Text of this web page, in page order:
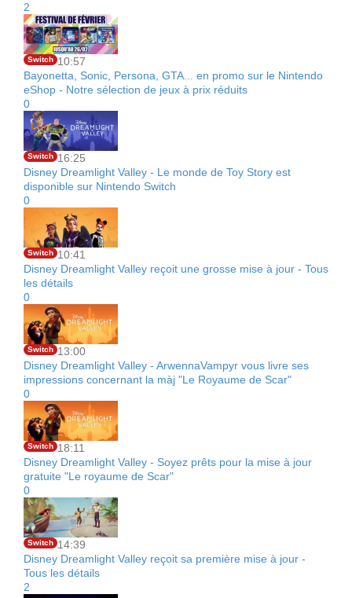
2
Switch 10:57
Bayonetta, Sonic, Persona, GTA... en promo sur le Nintendo
eShop - Notre sélection de jeux à prix réduits
0
Switch 16:25
Disney Dreamlight Valley - Le monde de Toy Story est
disponible sur Nintendo Switch
0
Switch 10:41
Disney Dreamlight Valley reçoit une grosse mise à jour - Tous
les détails
0
Switch 13:00
Disney Dreamlight Valley - ArwennaVampyr vous livre ses
impressions concernant la màj "Le Royaume de Scar"
0
Switch 18:11
Disney Dreamlight Valley - Soyez prêts pour la mise à jour
gratuite "Le royaume de Scar"
0
Switch 14:39
Disney Dreamlight Valley reçoit sa première mise à jour -
Tous les détails
2